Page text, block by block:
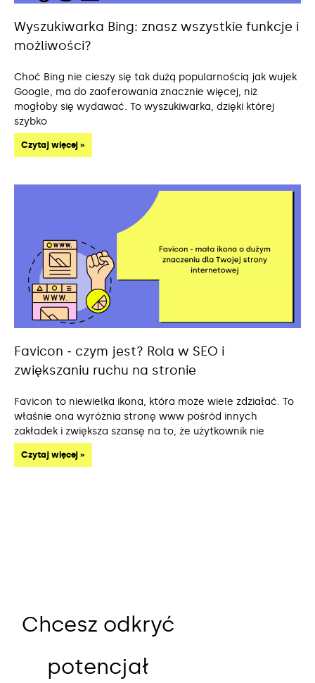
Wyszukiwarka Bing: znasz wszystkie funkcje i
możliwości?
Choć Bing nie cieszy się tak dużą popularnością jak wujek
Google, ma do zaoferowania znacznie więcej, niż
mogłoby się wydawać. To wyszukiwarka, dzięki której
szybko
Czytaj więcej »
Favicon ‒ czym jest? Rola w SEO i
zwiększaniu ruchu na stronie
Favicon to niewielka ikona, która może wiele zdziałać. To
właśnie ona wyróżnia stronę www pośród innych
zakładek i zwiększa szansę na to, że użytkownik nie
Czytaj więcej »
Chcesz odkryć
potencjał